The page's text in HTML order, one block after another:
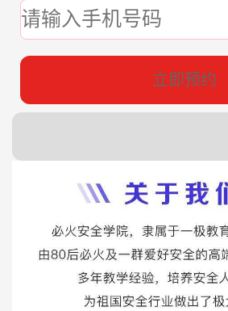
立即预约